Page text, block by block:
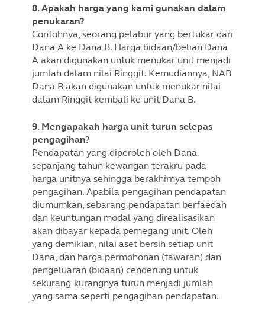
8. Apakah harga yang kami gunakan dalam
penukaran?
Contohnya, seorang pelabur yang bertukar dari
Dana A ke Dana B. Harga bidaan/belian Dana
A akan digunakan untuk menukar unit menjadi
jumlah dalam nilai Ringgit. Kemudiannya, NAB
Dana B akan digunakan untuk menukar nilai
dalam Ringgit kembali ke unit Dana B.
9. Mengapakah harga unit turun selepas
pengagihan?
Pendapatan yang diperoleh oleh Dana
sepanjang tahun kewangan terakru pada
harga unitnya sehingga berakhirnya tempoh
pengagihan. Apabila pengagihan pendapatan
diumumkan, sebarang pendapatan berfaedah
dan keuntungan modal yang direalisasikan
akan dibayar kepada pemegang unit. Oleh
yang demikian, nilai aset bersih setiap unit
Dana, dan harga permohonan (tawaran) dan
pengeluaran (bidaan) cenderung untuk
sekurang-kurangnya turun menjadi jumlah
yang sama seperti pengagihan pendapatan.